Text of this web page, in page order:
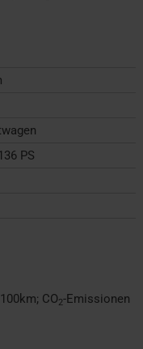
PS
; CO2-Emissionen